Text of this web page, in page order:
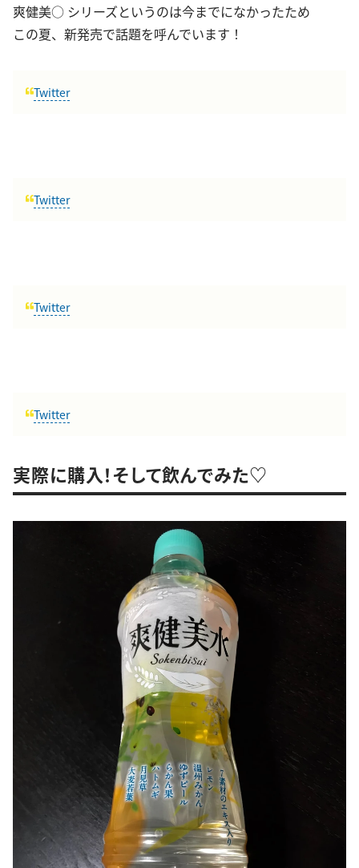
爽健美○ シリーズというのは今までになかったため
この夏、新発売で話題を呼んでいます！
Twitter
Twitter
Twitter
Twitter
実際に購入！そして飲んでみた♡